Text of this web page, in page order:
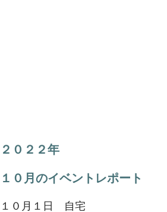
２０２２年
１０月のイベントレポート
​１０月１日 自宅